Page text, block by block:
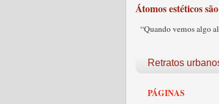
Átomos estéticos
“Quando vemos algo
Retratos
PÁGINAS